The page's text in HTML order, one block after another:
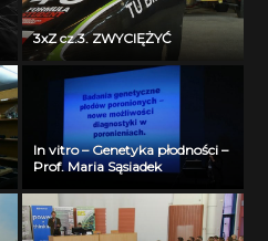
3xZ cz.3. ZWYCIĘŻYĆ
In vitro – Genetyka płodności –
Prof. Maria Sąsiadek